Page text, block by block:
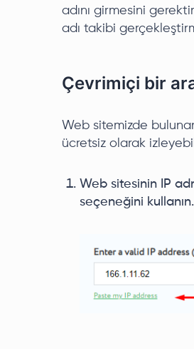
adını girmesini
adı takibi
Çevrimiçi bir
Web sitemizde
ücretsiz olarak
Web sitesinin IP
seçeneğini kullanın.